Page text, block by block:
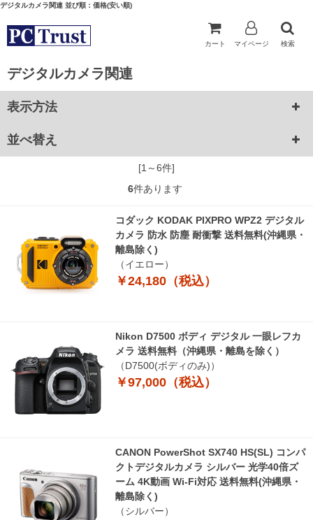
デジタルカメラ関連 並び順：価格(安い順)
カート マイページ 検索
デジタルカメラ関連
表示方法
並べ替え
[1～6件]
6件あります
コダック KODAK PIXPRO WPZ2 デジタル
カメラ 防水 防塵 耐衝撃 送料無料(沖縄県・
離島除く)
（イエロー）
￥24,180（税込）
Nikon D7500 ボディ デジタル 一眼レフカ
メラ 送料無料（沖縄県・離島を除く）
（D7500(ボディのみ)）
￥97,000（税込）
CANON PowerShot SX740 HS(SL) コンパ
クトデジタルカメラ シルバー 光学40倍ズ
ーム 4K動画 Wi-Fi対応 送料無料(沖縄県・
離島除く)
（シルバー）